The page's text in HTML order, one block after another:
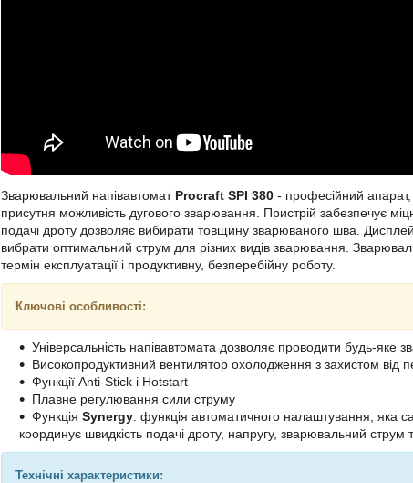
Зварювальний напівавтомат Procraft SPI 380 - професійний
присутня можливість дугового зварювання. Пристрій забезпечує
подачі дроту дозволяє вибирати товщину зварюваного шва.
вибрати оптимальний струм для різних видів зварювання.
термін експлуатації і продуктивну, безперебійну роботу.
Ключові особливості:
Універсальність напівавтомата дозволяє проводити будь-яке
Високопродуктивний вентилятор охолодження з захистом від
Функції Anti-Stick і Hotstart
Плавне регулювання сили струму
Функція Synergy: функція автоматичного налаштування, яка
координує швидкість подачі дроту, напругу, зварювальний
Технічні характеристики: